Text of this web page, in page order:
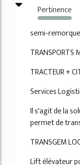
Pertinence
223%
semi-
TRANSPORTS
TRACTEUR +
Services
Il s'agit de la
permet de
TRANSGEM
Lift élévateur